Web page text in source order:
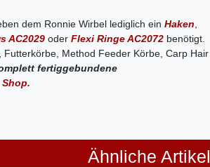
dem Ronnie Wirbel lediglich ein Haken
AC2029 oder Flexi Ringe AC2072 benötigt.
Futterkörbe, Method Feeder Körbe, Carp Hair
fertiggebundene
Ähnliche Artikel